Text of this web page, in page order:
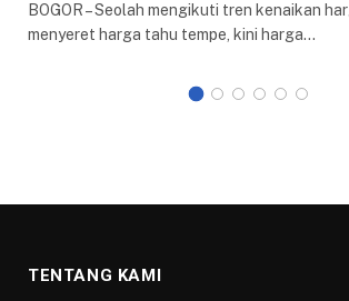
BOGOR – Seolah mengikuti tren kenaikan
menyeret harga tahu tempe, kini harga…
TENTANG KAMI